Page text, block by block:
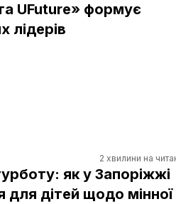
UFuture» формує
лідерів
2 хвилини на
як у Запоріжжі
для дітей щодо мінної